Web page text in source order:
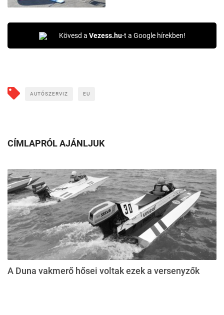
Kövesd a Vezess.hu-t a Google hírekben!
AUTÓSZERVIZ EU
CÍMLAPRÓL AJÁNLJUK
A Duna vakmerő hősei voltak ezek a versenyzők